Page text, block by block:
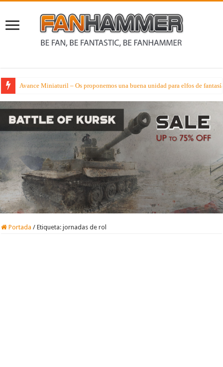
Avance Miniaturil – Os proponemos una buena unidad para elfos de
Portada / Etiqueta:jornadas de rol